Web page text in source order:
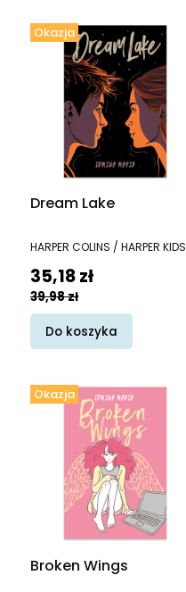
Okazja
Dream Lake
PRODUCENT
HARPER COLINS / HARPER KIDS
Cena promocyjna
35,18 zł
39,98 zł
Do koszyka
Okazja
Broken Wings